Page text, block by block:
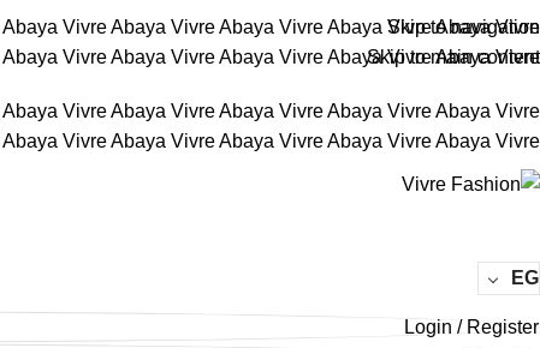
Skip to navigation
Skip to main content
Abaya VivreAbaya VivreAbaya VivreAbaya VivreAbaya Vivre
Abaya VivreAbaya VivreAbaya VivreAbaya VivreAbaya Vivre
Abaya VivreAbaya VivreAbaya VivreAbaya VivreAbaya Vivre
Abaya VivreAbaya VivreAbaya VivreAbaya VivreAbaya Vivre
Login / Register